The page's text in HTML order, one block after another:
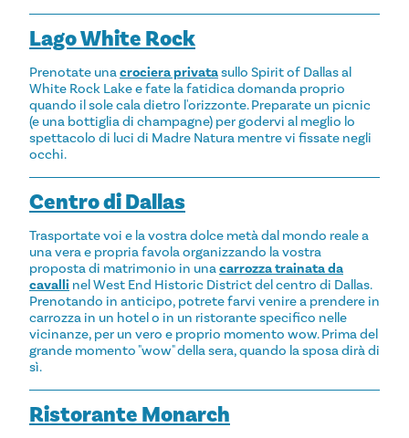
Lago White Rock
Prenotate unacrociera privatasullo Spirit of Dallas al
White Rock Lake e fate la fatidica domanda proprio
quando il sole cala dietro l'orizzonte. Preparate un picnic
(e una bottiglia di champagne) per godervi al meglio lo
spettacolo di luci di Madre Natura mentre vi fissate negli
occhi.
Centro di Dallas
Trasportate voi e la vostra dolce metà dal mondo reale a
una vera e propria favola organizzando la vostra
proposta di matrimonio in unacarrozza trainata da
cavalli nel West End Historic District del centro di Dallas.
Prenotando in anticipo, potrete farvi venire a prendere in
carrozza in un hotel o in un ristorante specifico nelle
vicinanze, per un vero e proprio momento wow. Prima del
grande momento "wow" della sera, quando la sposa dirà di
sì.
Ristorante Monarch